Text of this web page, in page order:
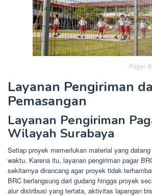
Pagar
Layanan Pengiriman
Pemasangan
Layanan Pengiriman
Wilayah Surabaya
Setiap proyek memerlukan material yang
waktu. Karena itu, layanan pengiriman pagar
sekitarnya dirancang agar proyek tidak
BRC berlangsung dari gudang hingga proyek
alur distribusi yang tertata, aktivitas lapangan